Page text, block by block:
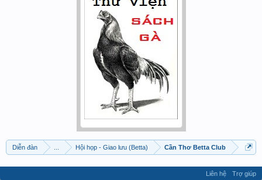
Diễn đàn ... Hội họp - Giao lưu (Betta) Cần Thơ Betta Club
Liên hệ Trợ giúp